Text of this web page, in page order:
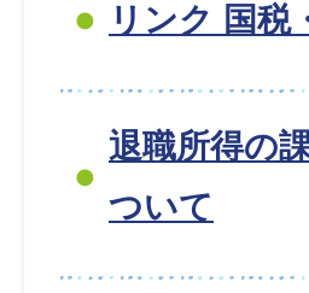
リンク 国税
退職所得の
ついて